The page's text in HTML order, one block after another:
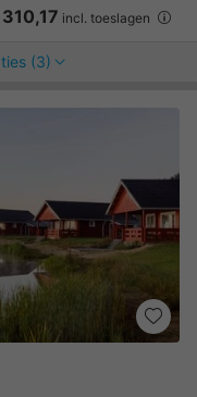
incl. toeslagen
(3)